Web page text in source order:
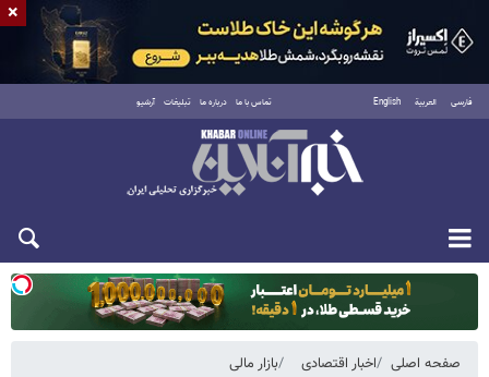
فارسی العربية English تماس با ما درباره ما تبلیغات آرشیو
یکشنبه ۱۸ مرداد ۱۴۰۵
صفحه اصلی اخبار اقتصادی بازار مالی
×